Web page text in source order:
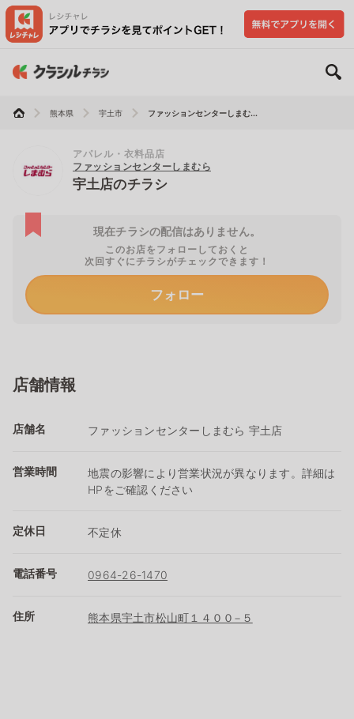
熊本県 宇土市 ファッションセンターしまむ...
アパレル・衣料品店
ファッションセンターしまむら
宇土店のチラシ
現在チラシの配信はありません。
このお店をフォローしておくと
次回すぐにチラシがチェックできます！
フォロー
店舗情報
店舗名 ファッションセンターしまむら 宇土店
営業時間
地震の影響により営業状況が異なります。詳細は
HPをご確認ください
定休日 不定休
電話番号 0964-26-1470
住所 熊本県宇土市松山町１４００−５